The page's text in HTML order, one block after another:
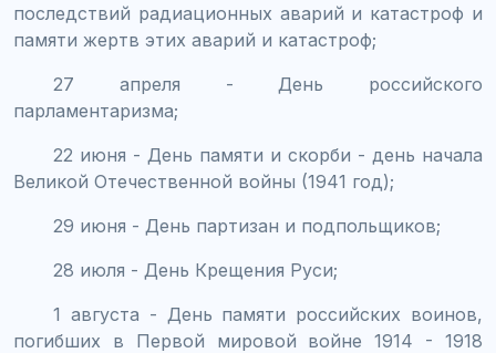
последствий радиационных аварий и катастроф и
памяти жертв этих аварий и катастроф;
27 апреля - День российского
парламентаризма;
22 июня - День памяти и скорби - день начала
Великой Отечественной войны (1941 год);
29 июня - День партизан и подпольщиков;
28 июля - День Крещения Руси;
1 августа - День памяти российских воинов,
погибших в Первой мировой войне 1914 - 1918